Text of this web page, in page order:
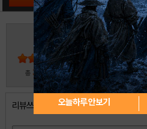
3
총 30 명 참여
1
리뷰쓰기 오늘하루 안보기